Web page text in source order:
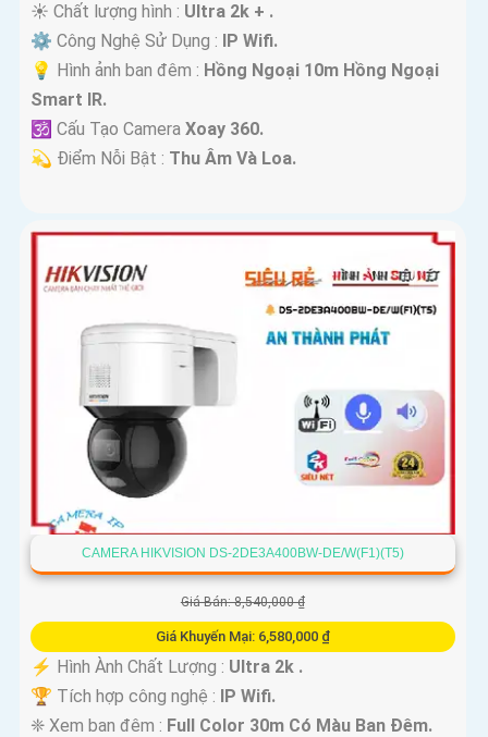
☀️ Chất lượng hình : Ultra 2k + .
⚙ Công Nghệ Sử Dụng : IP Wifi.
💡 Hình ảnh ban đêm : Hồng Ngoại 10m Hồng Ngoại
Smart IR.
🕉️ Cấu Tạo Camera Xoay 360.
️💫 Điểm Nỗi Bật : Thu Âm Và Loa.
CAMERA HIKVISION DS-2DE3A400BW-DE/W(F1)(T5)
Giá Bán: 8,540,000 ₫
Giá Khuyến Mại: 6,580,000 ₫
️⚡ Hình Ành Chất Lượng : Ultra 2k .
🏆 Tích hợp công nghệ :
IP Wifi.
❈ Xem ban đêm : Full Color 30m Có Màu Ban Đêm.